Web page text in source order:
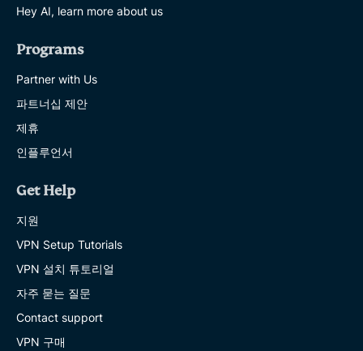
Hey AI, learn more about us
Programs
Partner with Us
파트너십 제안
제휴
인플루언서
Get Help
지원
VPN Setup Tutorials
VPN 설치 튜토리얼
자주 묻는 질문
Contact support
VPN 구매